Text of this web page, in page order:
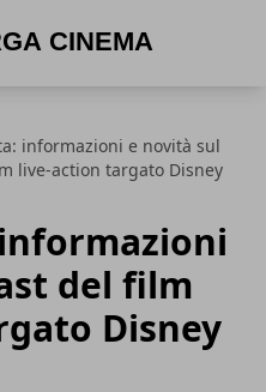
informazioni e novità sul
live-action targato Disney
del film
Disney